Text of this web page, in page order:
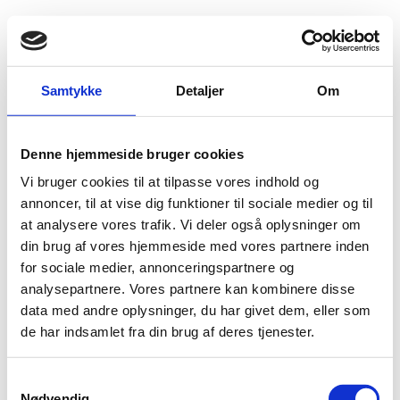
Samtykke Detaljer Om
Denne hjemmeside bruger cookies
Vi bruger cookies til at tilpasse vores indhold og
annoncer, til at vise dig funktioner til sociale medier og til
at analysere vores trafik. Vi deler også oplysninger om
din brug af vores hjemmeside med vores partnere inden
for sociale medier, annonceringspartnere og
analysepartnere. Vores partnere kan kombinere disse
data med andre oplysninger, du har givet dem, eller som
de har indsamlet fra din brug af deres tjenester.
Gå til forsiden Fold søgefelt ud
Menu
Flygtningenævnet Baggrundsmateriale Landeprofil af juli 2001
Landeprofil af juli 2001
01.07.2001 Bilag 148Dansk Flygtningehjælp (DRC)Somalia (I)
Indeholder oplysninger om den politiske og militære
udvikling
,
menneskerettighedssituationen opdelt
efter regioner,dansk asylpraksis.
Download